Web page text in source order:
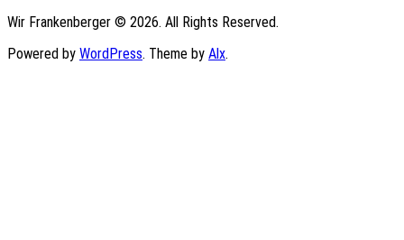
Wir Frankenberger © 2026. All Rights Reserved.
Powered by WordPress. Theme by Alx.